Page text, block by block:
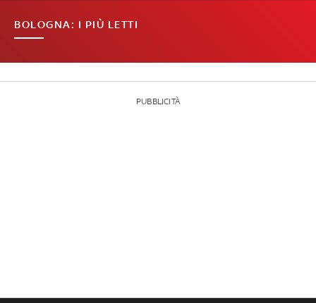
BOLOGNA: I PIÙ LETTI
PUBBLICITÀ